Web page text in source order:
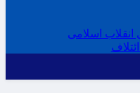
انقلاب اسلامی